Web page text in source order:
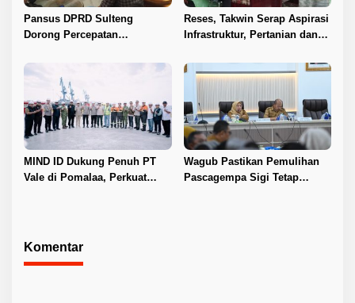
Pansus DPRD Sulteng
Dorong Percepatan
Sawit di Toli-Toli
Reses, Takwin Serap Aspirasi
Infrastruktur, Pertanian dan
MIND ID Dukung Penuh PT
Vale di Pomalaa, Perkuat
Wagub Pastikan Pemulihan
Pascagempa Sigi Tetap
Komentar